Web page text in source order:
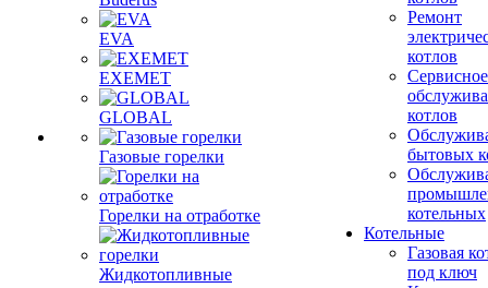
EVA
EXEMET
GLOBAL
Газовые горелки
Горелки на отработке
Жидкотопливные
Ремонт
котлов
Сервисное
котлов
бытовых
котельных
Котельные
Газовая
под ключ